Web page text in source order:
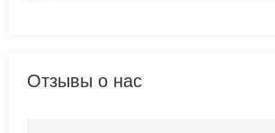
Отзывы о нас